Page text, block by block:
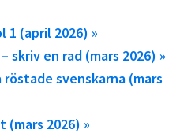
1 (april 2026) »
skriv en rad (mars 2026) »
svenskarna (mars
(mars 2026) »